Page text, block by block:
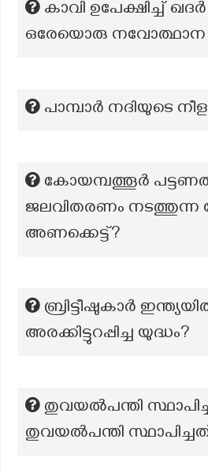
കാവി ഉപേക്ഷിച്ച്
ഒരേയൊരു
പാമ്പാര്‍ നദിയുടെ
കോയമ്പത്തൂർ
ജലവിതരണം നടത്തുന്ന
അണക്കെട്ട്?
ബ്രിട്ടീഷുകാർ
അരക്കിട്ടുറപ്പിച്ച യുദ്ധം?
തുവയൽപന്തി
തുവയൽപന്തി